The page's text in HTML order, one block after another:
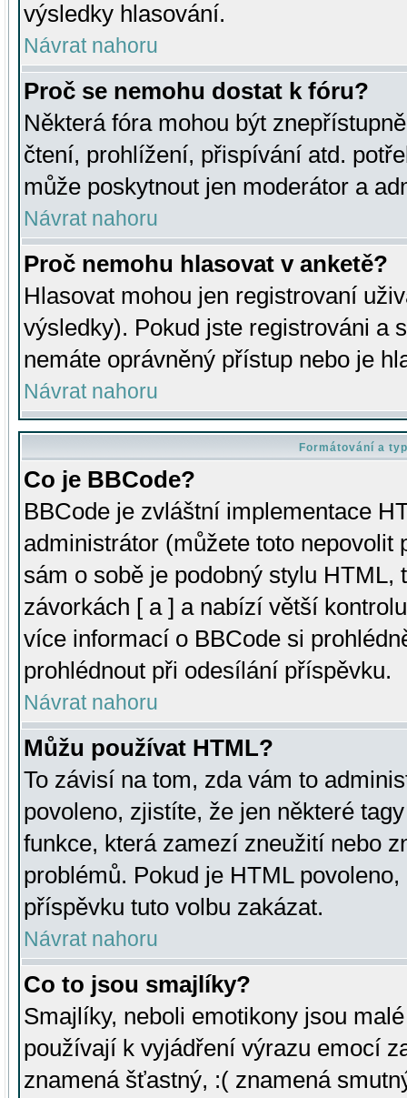
výsledky hlasování.
Návrat nahoru
Proč se nemohu dostat k fóru?
Některá fóra mohou být
čtení, prohlížení, přispívání atd.
může poskytnout jen moderátor a
Návrat nahoru
Proč nemohu hlasovat v anketě?
Hlasovat mohou jen registrovaní
výsledky). Pokud jste registrováni a
nemáte oprávněný přístup nebo je
Návrat nahoru
Formátování a
Co je BBCode?
BBCode je zvláštní implementace
administrátor (můžete toto
sám o sobě je podobný stylu HTML,
závorkách [ a ] a nabízí větší
více informací o BBCode si
prohlédnout při odesílání příspěvku.
Návrat nahoru
Můžu používat HTML?
To závisí na tom, zda vám to
povoleno, zjistíte, že jen některé
funkce, která zamezí zneužití nebo
problémů. Pokud je HTML
příspěvku tuto volbu zakázat.
Návrat nahoru
Co to jsou smajlíky?
Smajlíky, neboli emotikony jsou
používají k vyjádření výrazu emocí
znamená šťastný, :( znamená